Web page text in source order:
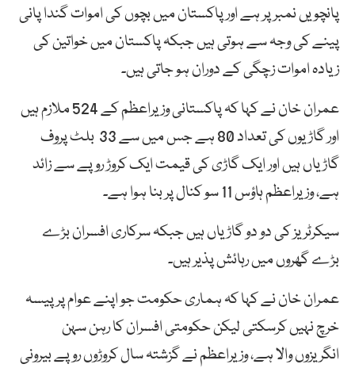
پانچویں نمبر پر ہے اور پاکستان میں بچوں کی اموات گندا پانی
پینے کی وجہ سے ہوتی ہیں جبکہ پاکستان میں خواتین کی
زیادہ اموات زچگی کے دوران ہو جاتی ہیں۔
عمران خان نے کہا کہ پاکستانی وزیراعظم کے 524 ملازم ہیں
اور گاڑیوں کی تعداد 80 ہے جس میں سے 33 بلٹ پروف
گاڑیاں ہیں اور ایک گاڑی کی قیمت ایک کروڑ روپے سے زائد
ہے، وزیراعظم ہاؤس 11 سو کنال پر بنا ہوا ہے۔
سیکرٹریز کی دو دو گاڑیاں ہیں جبکہ سرکاری افسران بڑے
بڑے گھروں میں رہائش پذیر ہیں۔
عمران خان نے کہا کہ ہماری حکومت جو اپنے عوام پر پیسہ
خرچ نہیں کرسکتی لیکن حکومتی افسران کا رہن سہن
انگریزوں والا ہے، وزیراعظم نے گزشتہ سال کروڑوں روپے بیرونی